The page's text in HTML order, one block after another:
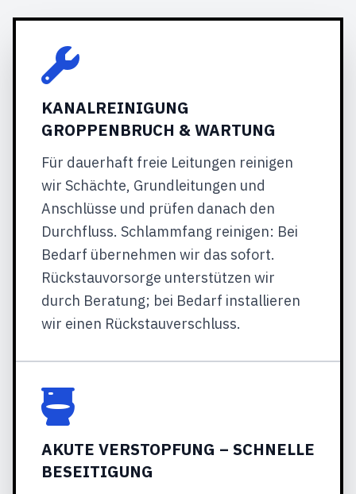
KANALREINIGUNG
GROPPENBRUCH & WARTUNG
Für dauerhaft freie Leitungen reinigen
wir Schächte, Grundleitungen und
Anschlüsse und prüfen danach den
Durchfluss. Schlammfang reinigen: Bei
Bedarf übernehmen wir das sofort.
Rückstauvorsorge unterstützen wir
durch Beratung; bei Bedarf installieren
wir einen Rückstauverschluss.
AKUTE VERSTOPFUNG – SCHNELLE
BESEITIGUNG